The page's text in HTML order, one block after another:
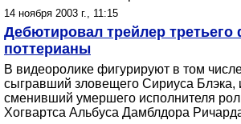
14 ноября 2003 г., 11:15
Дебютировал трейлер
поттерианы
В видеоролике фигурируют в том
сыгравший зловещего Сириуса Блэка,
сменивший умершего исполнителя
Хогвартса Альбуса Дамблдора